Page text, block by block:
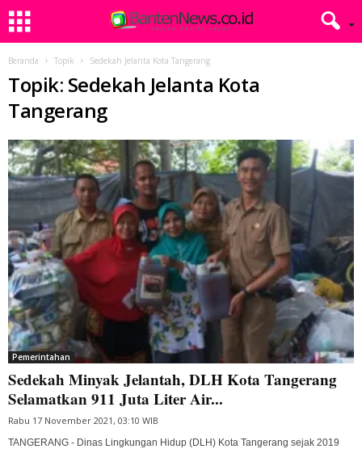
Beranda Topik Sedekah Jelanta Kota Tangerang
Topik: Sedekah Jelanta Kota
Tangerang
Pemerintahan
Sedekah Minyak Jelantah, DLH Kota Tangerang
Selamatkan 911 Juta Liter Air...
Rabu 17 November 2021, 03:10 WIB
TANGERANG - Dinas Lingkungan Hidup (DLH) Kota Tangerang sejak 2019